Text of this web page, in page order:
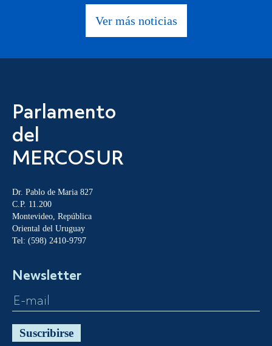
Ver más noticias
Parlamento
del
MERCOSUR
Dr. Pablo de Maria 827
C.P. 11.200
Montevideo, República
Oriental del Uruguay
Tel: (598) 2410-9797
Newsletter
Suscribirse